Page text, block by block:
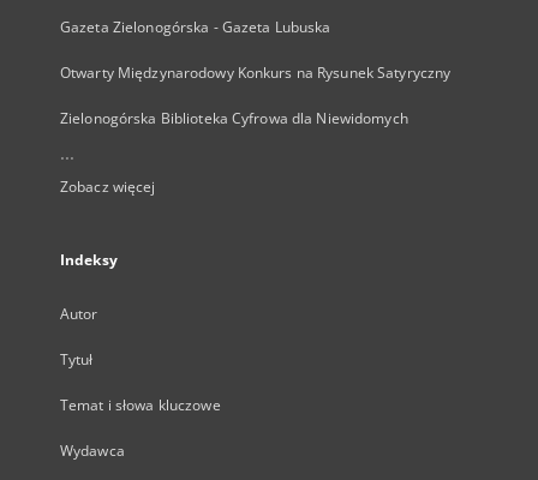
Gazeta Zielonogórska - Gazeta Lubuska
Otwarty Międzynarodowy Konkurs na Rysunek Satyryczny
Zielonogórska Biblioteka Cyfrowa dla Niewidomych
...
Zobacz więcej
Indeksy
Autor
Tytuł
Temat i słowa kluczowe
Wydawca